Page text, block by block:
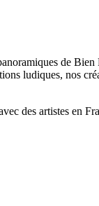
de
ludiques, nos
des artistes en